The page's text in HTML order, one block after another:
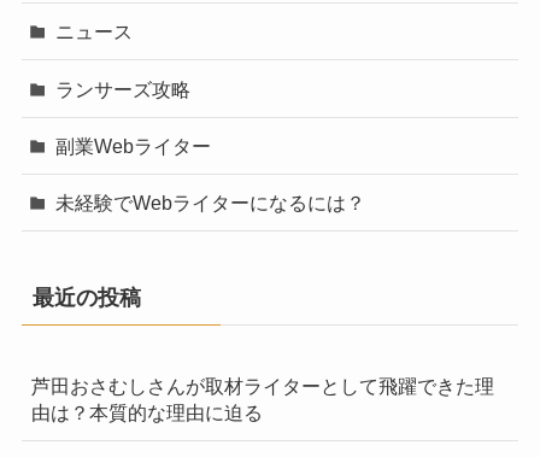
ニュース
ランサーズ攻略
副業Webライター
未経験でWebライターになるには？
最近の投稿
芦田おさむしさんが取材ライターとして飛躍できた理
由は？本質的な理由に迫る